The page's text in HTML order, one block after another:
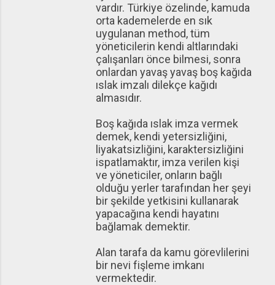
vardır. Türkiye özelinde, kamuda
orta kademelerde en sık
uygulanan method, tüm
yöneticilerin kendi altlarındaki
çalışanları önce bilmesi, sonra
onlardan yavaş yavaş boş kağıda
ıslak imzalı dilekçe kağıdı
almasıdır.
Boş kağıda ıslak imza vermek
demek, kendi yetersizliğini,
liyakatsizliğini, karaktersizliğini
ispatlamaktır, imza verilen kişi
ve yöneticiler, onların bağlı
olduğu yerler tarafından her şeyi
bir şekilde yetkisini kullanarak
yapacağına kendi hayatını
bağlamak demektir.
Alan tarafa da kamu görevlilerini
bir nevi fişleme imkanı
vermektedir.